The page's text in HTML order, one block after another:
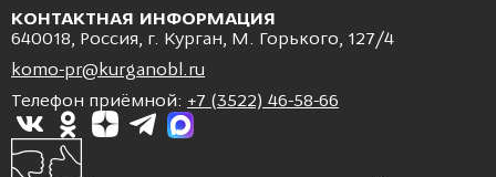
КОНТАКТНАЯ ИНФОРМАЦИЯ
640018, Россия, г. Курган, М. Горького, 127/4
komo-pr@kurganobl.ru
Телефон приёмной: +7 (3522) 46-58-66